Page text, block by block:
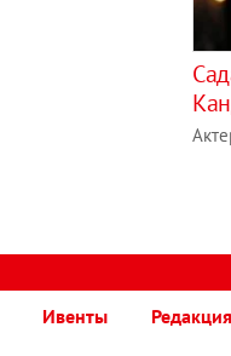
Ивенты Редакция